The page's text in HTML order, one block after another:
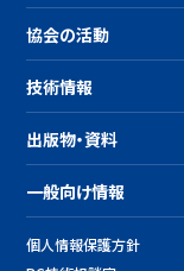
協会の活動
技術情報
出版物・資料
一般向け情報
個人情報保護方針